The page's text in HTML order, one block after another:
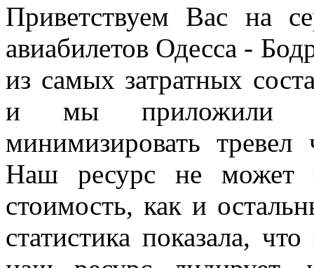
Приветствуем Вас на
авиабилетов Одесса -
из самых затратных
и мы приложили
минимизировать тревел
Наш ресурс не может
стоимость, как и
статистика показала,